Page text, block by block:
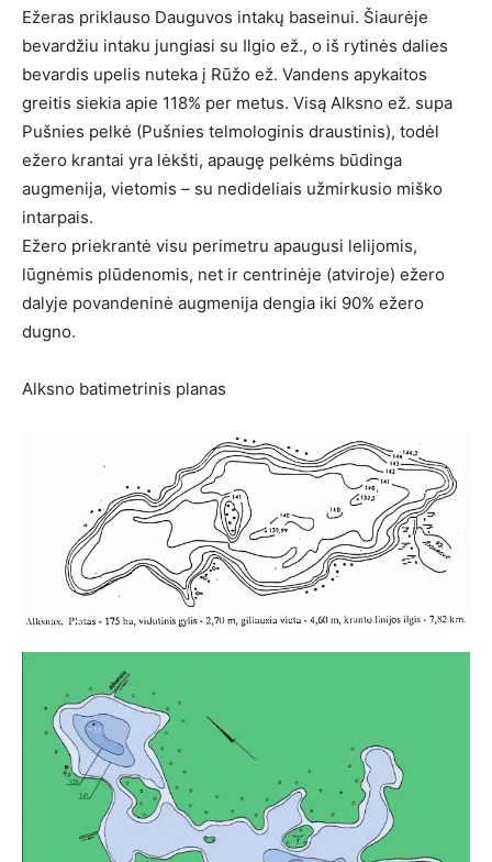
Ežeras priklauso Dauguvos intakų baseinui. Šiaurėje
bevardžiu intaku jungiasi su Ilgio ež., o iš rytinės dalies
bevardis upelis nuteka į Rūžo ež. Vandens apykaitos
greitis siekia apie 118% per metus. Visą Alksno ež. supa
Pušnies pelkė (Pušnies telmologinis draustinis), todėl
ežero krantai yra lėkšti, apaugę pelkėms būdinga
augmenija, vietomis – su nedideliais užmirkusio miško
intarpais.
Ežero priekrantė visu perimetru apaugusi lelijomis,
lūgnėmis plūdenomis, net ir centrinėje (atviroje) ežero
dalyje povandeninė augmenija dengia iki 90% ežero
dugno.
Alksno batimetrinis planas